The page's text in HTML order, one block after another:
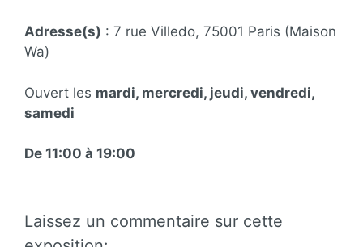
Adresse(s) : 7 rue Villedo, 75001 Paris (Maison
Wa)
Ouvert les mardi, mercredi, jeudi, vendredi,
samedi
De 11:00 à 19:00
Laissez un commentaire sur cette